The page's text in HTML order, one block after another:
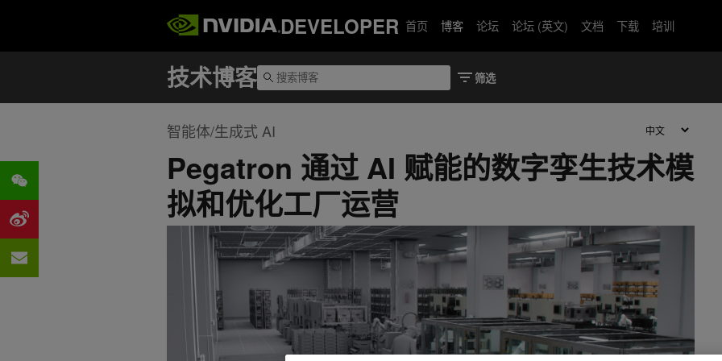
DEVELOPER 首页 博客 论坛 论坛 (英文) 文档 下载 培训
智能体/生成式 AI
Pegatron 通过 AI 赋能的数字孪生技术模
拟和优化工厂运营